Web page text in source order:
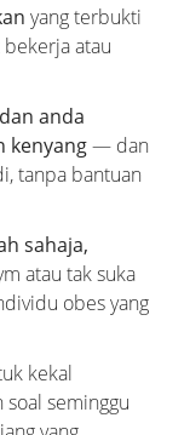
yang terbukti
atau
anda
kenyang— dan
tanpa bantuan
sahaja,
atau tak suka
obes yang
kekal
seminggu